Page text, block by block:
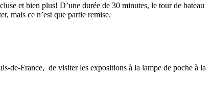
et bien plus! D’une durée de 30 minutes, le tour de bateau
mais ce n’est que partie remise.
de-France, de visiter les expositions à la lampe de poche à la